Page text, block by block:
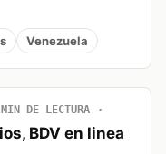
Venezuela
DE LECTURA
BDV en linea